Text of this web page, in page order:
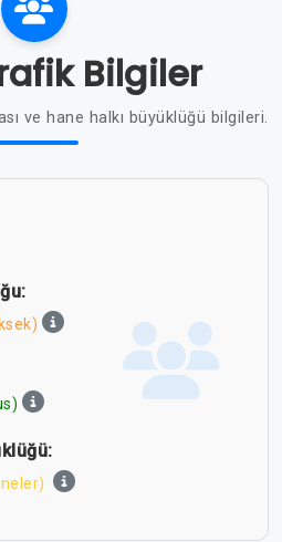
Bilgiler
ve hane halkı büyüklüğü bilgileri.